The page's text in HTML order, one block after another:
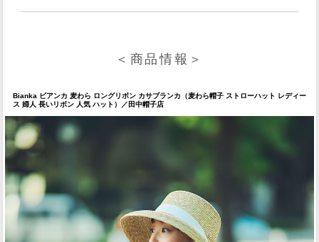
＜商品情報＞
Bianka ビアンカ 麦わら ロングリボン カサブランカ（麦わら帽子 ストローハット レディー
ス 婦人 長いリボン 人気 ハット）／田中帽子店